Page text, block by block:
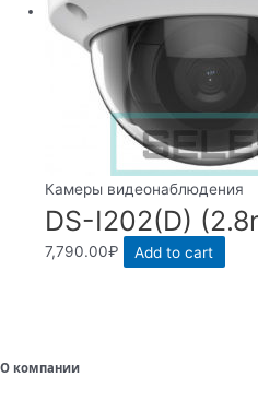
Камеры видеонаблюдения
DS-I202(D)
7,790.00₽ Add to cart
О компании